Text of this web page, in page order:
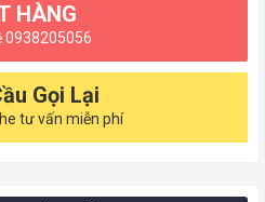
HÀNG
0938205056
Gọi Lại
tư vấn miễn phí